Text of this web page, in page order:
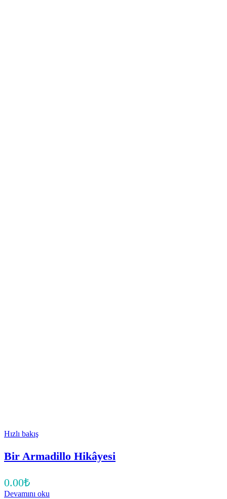
Hızlı bakış
Bir Armadillo Hikâyesi
0.00₺
Devamını oku